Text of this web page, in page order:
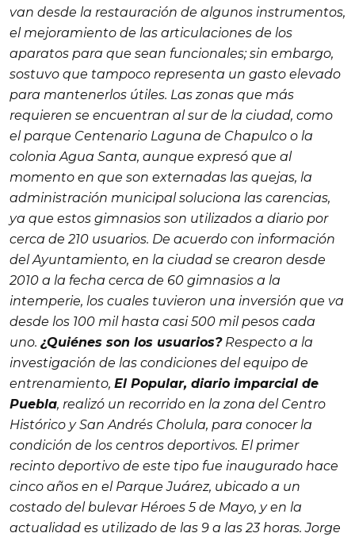
van desde la restauración de algunos instrumentos,
el mejoramiento de las articulaciones de los
aparatos para que sean funcionales; sin embargo,
sostuvo que tampoco representa un gasto elevado
para mantenerlos útiles. Las zonas que más
requieren se encuentran al sur de la ciudad, como
el parque Centenario Laguna de Chapulco o la
colonia Agua Santa, aunque expresó que al
momento en que son externadas las quejas, la
administración municipal soluciona las carencias,
ya que estos gimnasios son utilizados a diario por
cerca de 210 usuarios. De acuerdo con información
del Ayuntamiento, en la ciudad se crearon desde
2010 a la fecha cerca de 60 gimnasios a la
intemperie, los cuales tuvieron una inversión que va
desde los 100 mil hasta casi 500 mil pesos cada
uno. ¿Quiénes son los usuarios?Respecto a la
investigación de las condiciones del equipo de
entrenamiento, El Popular, diario imparcial de
Puebla, realizó un recorrido en la zona del Centro
Histórico y San Andrés Cholula, para conocer la
condición de los centros deportivos. El primer
recinto deportivo de este tipo fue inaugurado hace
cinco años en el Parque Juárez, ubicado a un
costado del bulevar Héroes 5 de Mayo, y en la
actualidad es utilizado de las 9 a las 23 horas. Jorge